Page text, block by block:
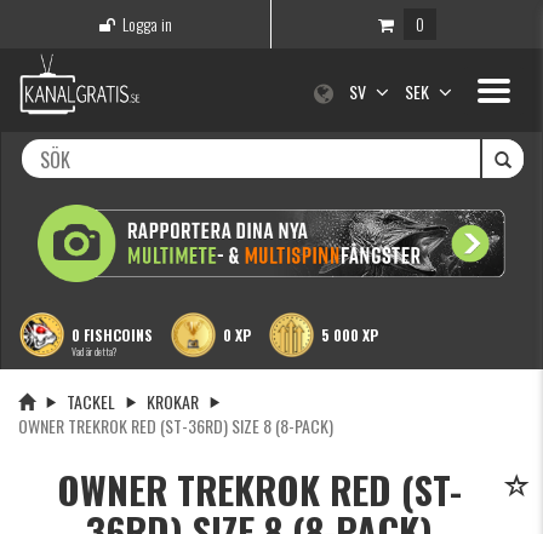
Logga in 0
Toggle
SV SEK
0 FISHCOINS
Vad är detta?
0 XP 5 000 XP
TACKEL
KROKAR
OWNER TREKROK RED (ST-36RD) SIZE 8 (8-PACK)
OWNER TREKROK RED (ST-